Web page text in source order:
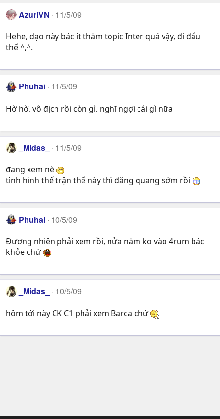
AzuriVN 11/5/09
Hehe, dạo này bác ít thăm topic Inter quá vậy, đi đấu
thế ^,^.
Phuhai 11/5/09
Hờ hờ, vô địch rồi còn gì, nghĩ ngợi cái gì nữa
_Midas_ 11/5/09
đang xem nè
tình hình thế trận thế này thì đăng quang sớm rồi
Phuhai 10/5/09
Đương nhiên phải xem rồi, nửa năm ko vào 4rum bác
khỏe chứ
_Midas_ 10/5/09
hôm tới này CK C1 phải xem Barca chứ